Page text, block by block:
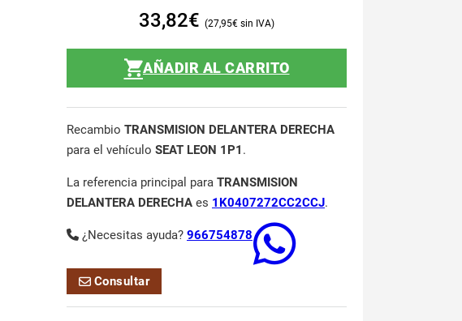
33,82€ 27,95€
AÑADIR AL CARRITO
Recambio TRANSMISION DELANTERA DERECHA
para el vehículo SEAT LEON 1P1 .
La referencia principal para TRANSMISION
DELANTERA DERECHA es 1K0407272CC2CCJ.
¿Necesitas ayuda? 966754878
Consultar